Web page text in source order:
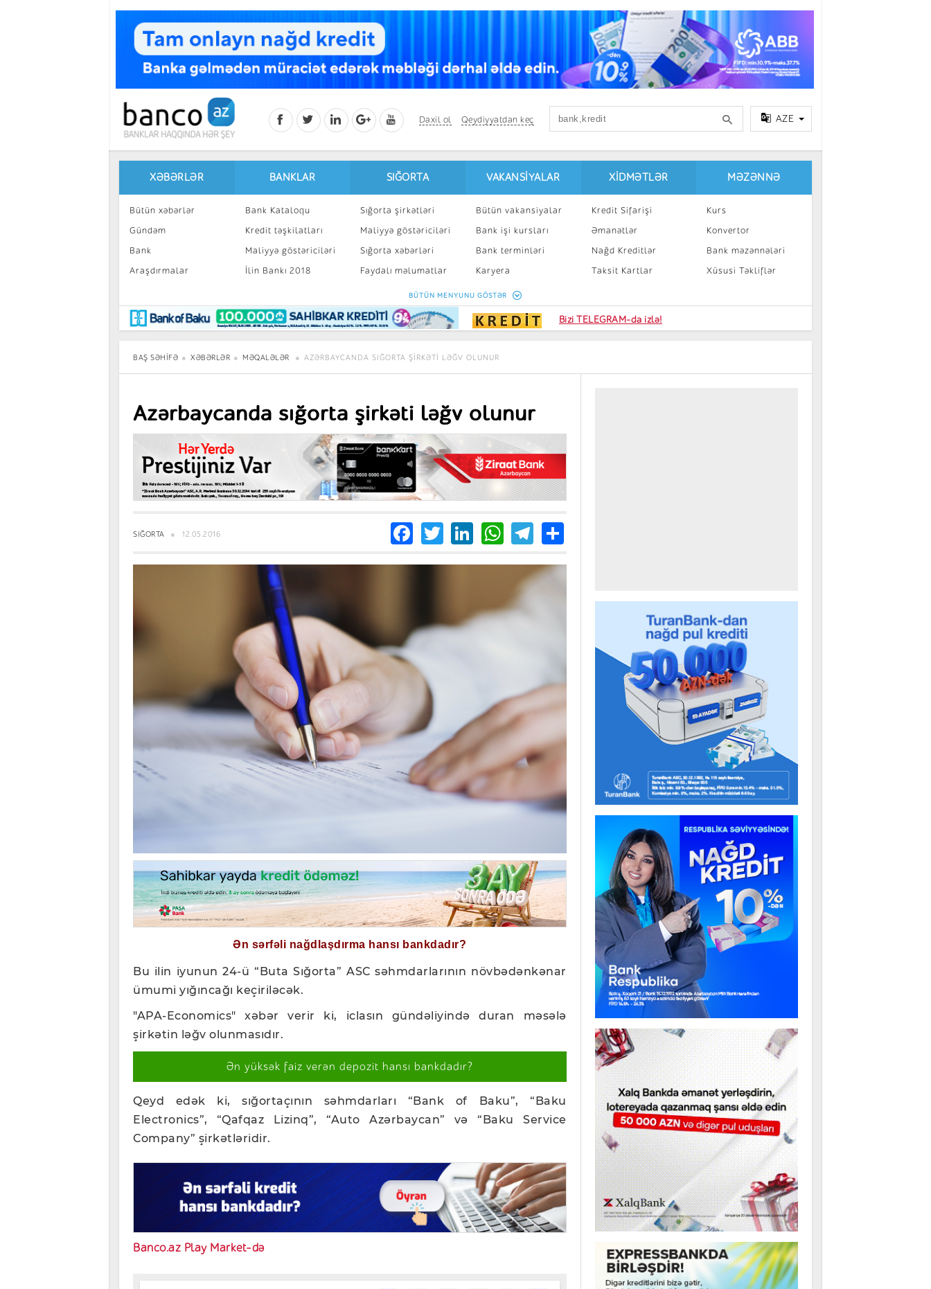
Daxil ol Qeydiyyatdan keç AZE
XƏBƏRLƏR
Bütün xəbərlər
Gündəm
Bank
Araşdırmalar
Maraqlı
BancoTV
Müsahibə
BANKLAR
Bank Kataloqu
Kredit təşkilatları
Maliyyə göstəriciləri
İlin Bankı 2018
SIĞORTA
Sığorta şirkətləri
Maliyyə göstəriciləri
Sığorta xəbərləri
Faydalı məlumatlar
Sığorta kalkulyatoru
VAKANSIYALAR
Bütün vakansiyalar
Bank işi kursları
Bank terminləri
Karyera
Peşakar inkişaf
XIDMƏTLƏR
Kredit Sifarişi
Əmanətlər
Nağd Kreditlər
Taksit Kartlar
Kart sifarişi
MƏZƏNNƏ
Kurs
Konvertor
Bank məzənnələri
Xüsusi Təkliflər
BÜTÜN MENYUNU GÖSTƏR
Bizi TELEGRAM-da izlə!
BAŞ SƏHIFƏ XƏBƏRLƏR MƏQALƏLƏR AZƏRBAYCANDA SIĞORTA ŞIRKƏTI LƏĞV OLUNUR
Azərbaycanda sığorta şirkəti ləğv olunur
SIĞORTA 12.05.2016 Facebook
TwitterLinkedIn
WhatsApp
Telegram
Share
Ən sərfəli nağdlaşdırma hansı bankdadır?
Bu ilin iyunun 24-ü “Buta Sığorta” ASC səhmdarlarının növbədənkənar
ümumi yığıncağı keçiriləcək.
"APA-Economics" xəbər verir ki, iclasın gündəliyində duran məsələ
şirkətin ləğv olunmasıdır.
Ən yüksək faiz verən depozit hansı bankdadır?
Qeyd edək ki, sığortaçının səhmdarları “Bank of Baku”, “Baku
Electronics”, “Qafqaz Lizinq”, “Auto Azərbaycan” və “Baku Service
Company” şirkətləridir.
Banco.az Play Market-də